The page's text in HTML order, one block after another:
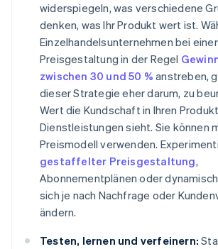
widerspiegeln, was verschiedene
denken, was Ihr Produkt wert ist.
Einzelhandelsunternehmen bei
Preisgestaltung in der Regel
zwischen 30 und 50 % anstreben,
dieser Strategie eher darum, zu
Wert die Kundschaft in Ihren
Dienstleistungen sieht. Sie können
Preismodell verwenden.
gestaffelter Preisgestaltung,
Abonnementplänen oder
sich je nach Nachfrage oder
ändern.
Testen, lernen und verfeinern: